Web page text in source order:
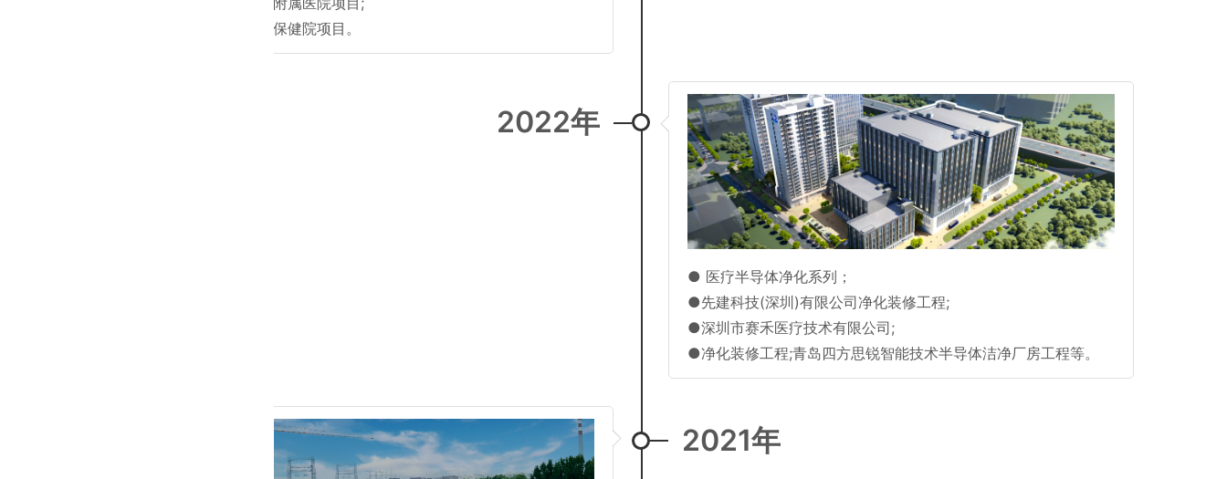
● 北京丰台妇幼保健院项目。
2022年
● 医疗半导体净化系列；
●先建科技(深圳)有限公司净化装修工程;
●深圳市赛禾医疗技术有限公司;
●净化装修工程;青岛四方思锐智能技术半导体洁净厂房工程等。
2021年